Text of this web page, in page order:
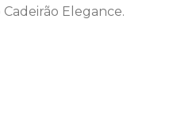
Elegance.